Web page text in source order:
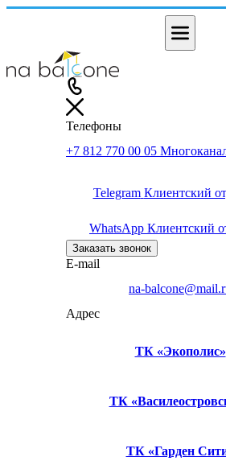
Телефоны
+7 812 770 00 05
Telegram Клиентский
WhatsApp Клиентский
Заказать звонок
E-mail
na-
Адрес
ТК «Экополис»
ТК
ТК «Гарден